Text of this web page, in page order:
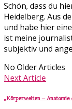
Schön, dass du
Heidelberg. Aus
und habe hier
ist meine
subjektiv und
No Older Articles
Next Article
„Körperwelten – Anatomie